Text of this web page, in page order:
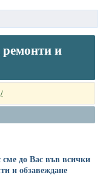
и
до Вас във всички
и обзавеждане